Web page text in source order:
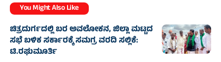
You Might Also Like
ಚಿತ್ರದುರ್ಗದಲ್ಲಿ ಬರ ಅವಲೋಕನ, ಜಿಲ್ಲಾ ಮಟ್ಟದ
ಸಭೆ ಬಳಿಕ ಸರ್ಕಾರಕ್ಕೆ ಸಮಗ್ರ ವರದಿ ಸಲ್ಲಿಕೆ:
ಟಿ.ರಘುಮೂರ್ತಿ